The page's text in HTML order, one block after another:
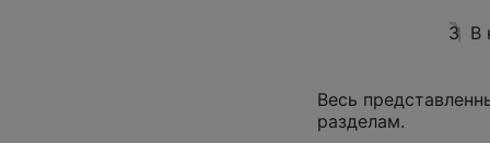
3 В
Весь
разделам.